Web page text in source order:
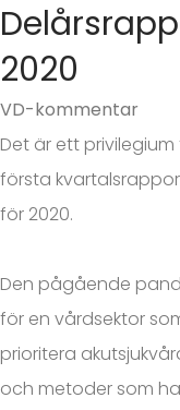
2020
VD-kommentar
Det är ett
första
för 2020.
Den pågående
för en vårdsektor
prioritera
och metoder som